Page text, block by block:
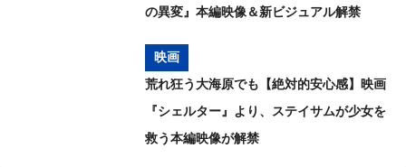
の異変』本編映像＆新ビジュアル解禁
映画
荒れ狂う大海原でも【絶対的安心感】映画
『シェルター』より、ステイサムが少女を
救う本編映像が解禁